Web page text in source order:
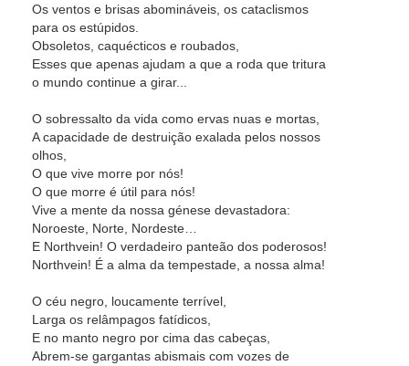
Os ventos e brisas abomináveis, os cataclismos
para os estúpidos.
Obsoletos, caquécticos e roubados,
Esses que apenas ajudam a que a roda que tritura
o mundo continue a girar...
O sobressalto da vida como ervas nuas e mortas,
A capacidade de destruição exalada pelos nossos
olhos,
O que vive morre por nós!
O que morre é útil para nós!
Vive a mente da nossa génese devastadora:
Noroeste, Norte, Nordeste…
E Northvein! O verdadeiro panteão dos poderosos!
Northvein! É a alma da tempestade, a nossa alma!
O céu negro, loucamente terrível,
Larga os relâmpagos fatídicos,
E no manto negro por cima das cabeças,
Abrem-se gargantas abismais com vozes de